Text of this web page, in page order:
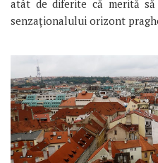
atât de diferite că merită
senzaționalului orizont